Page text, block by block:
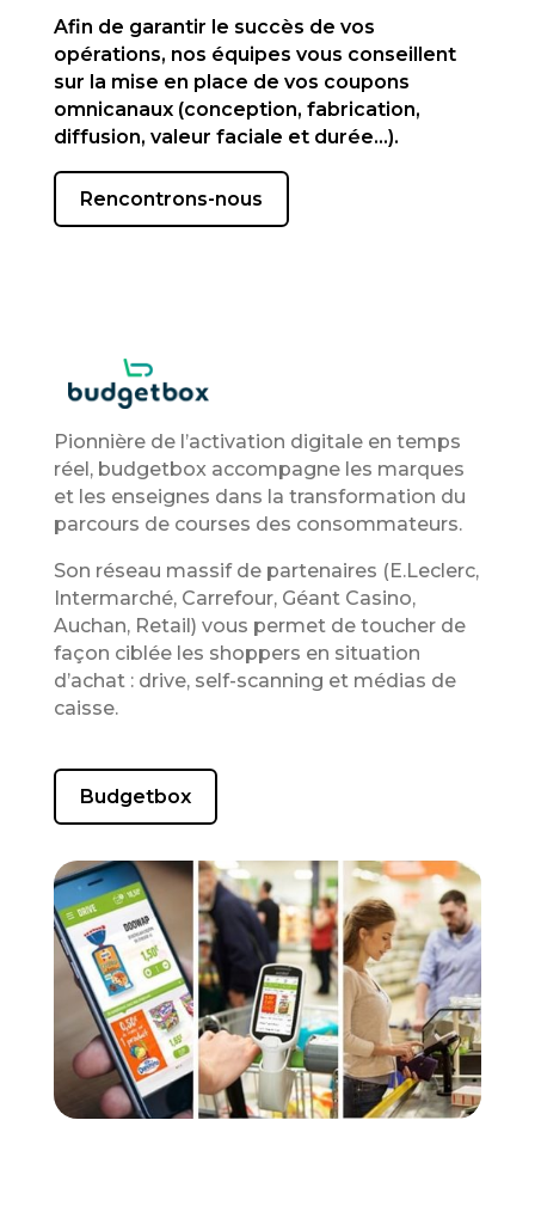
Afin de garantir le succès de vos
opérations, nos équipes vous conseillent
sur la mise en place de vos coupons
omnicanaux (conception, fabrication,
diffusion, valeur faciale et durée…).
Rencontrons-nous
Pionnière de l’activation digitale en temps
réel, budgetbox accompagne les marques
et les enseignes dans la transformation du
parcours de courses des consommateurs.
Son réseau massif de partenaires (E.Leclerc,
Intermarché, Carrefour, Géant Casino,
Auchan, Retail) vous permet de toucher de
façon ciblée les shoppers en situation
d’achat : drive, self-scanning et médias de
caisse.
Budgetbox